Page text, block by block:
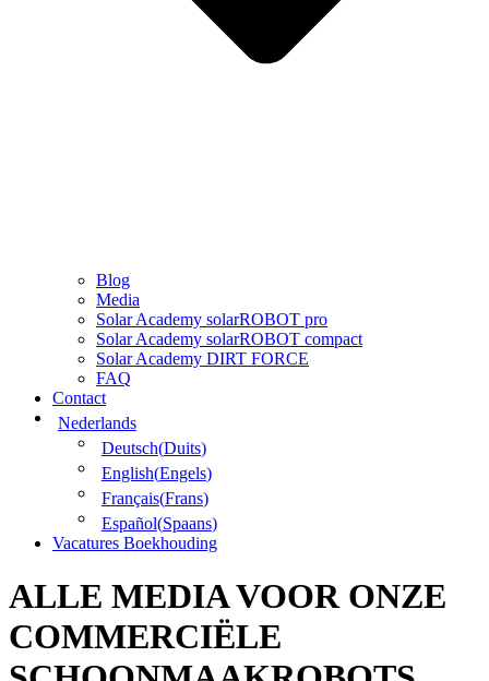
Blog
Media
Solar Academy solarROBOT pro
Solar Academy solarROBOT compact
Solar Academy DIRT FORCE
FAQ
Contact
Nederlands
Deutsch(Duits)
English(Engels)
Français(Frans)
Español(Spaans)
Vacatures Boekhouding
ALLE MEDIA VOOR ONZE
COMMERCIËLE